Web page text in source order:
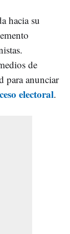
hacia su
de
para anunciar
electoral.